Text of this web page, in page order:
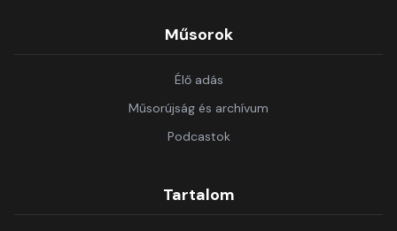
Műsorok
Élő adás
Műsorújság és archívum
Podcastok
Tartalom